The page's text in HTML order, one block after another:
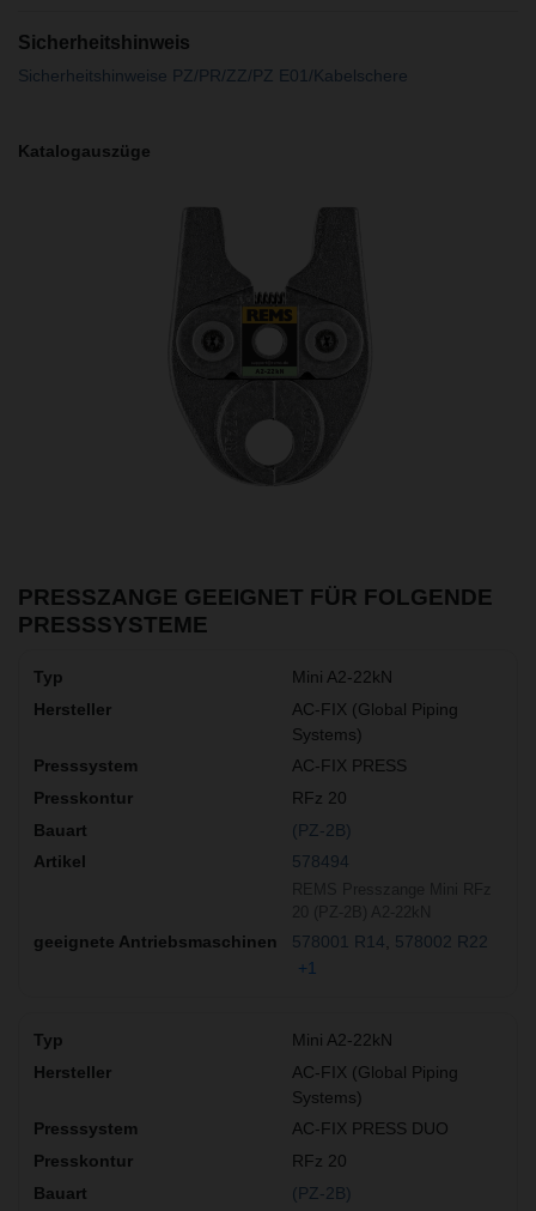
Sicherheitshinweis
Sicherheitshinweise PZ/PR/ZZ/PZ E01/Kabelschere
Katalogauszüge
PRESSZANGE GEEIGNET FÜR FOLGENDE
PRESSSYSTEME
Mini A2-22kN
AC-FIX (Global Piping
Systems)
AC-FIX PRESS
RFz 20
(PZ-2B)
578494
578001 R14
578002 R22
+1
Mini A2-22kN
AC-FIX (Global Piping
Systems)
AC-FIX PRESS DUO
RFz 20
(PZ-2B)